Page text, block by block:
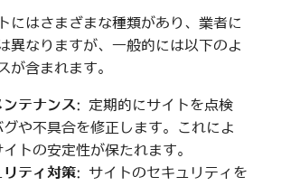
にはさまざまな種類があり、業者に
異なりますが、一般的には以下のよ
が含まれます。
ンテナンス: 定期的にサイトを点検
グや不具合を修正します。これによ
イトの安定性が保たれます。
リティ対策: サイトのセキュリティを